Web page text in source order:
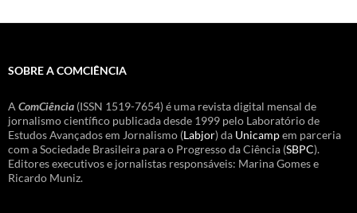
SOBRE A COMCIÊNCIA
A ComCiência (ISSN 1519-7654) é uma revista digital mensal de
jornalismo científico publicada desde 1999 pelo Laboratório de
Estudos Avançados em Jornalismo (Labjor) da Unicampem parceria
com a Sociedade Brasileira para o Progresso da Ciência (SBPC).
Editores executivos e jornalistas responsáveis: Marina Gomes e
Ricardo Muniz.